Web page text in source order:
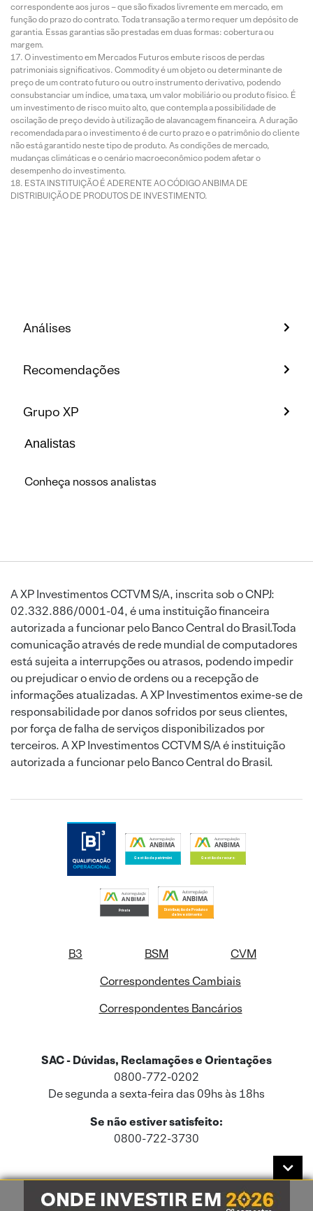
correspondente aos juros – que são fixados livremente em mercado, em
função do prazo do contrato. Toda transação a termo requer um depósito de
garantia. Essas garantias são prestadas em duas formas: cobertura ou
margem.
O investimento em Mercados Futuros embute riscos de perdas
patrimoniais significativos. Commodity é um objeto ou determinante de
preço de um contrato futuro ou outro instrumento derivativo, podendo
consubstanciar um índice, uma taxa, um valor mobiliário ou produto físico. É
um investimento de risco muito alto, que contempla a possibilidade de
oscilação de preço devido à utilização de alavancagem financeira. A duração
recomendada para o investimento é de curto prazo e o patrimônio do cliente
não está garantido neste tipo de produto. As condições de mercado,
mudanças climáticas e o cenário macroeconômico podem afetar o
desempenho do investimento.
ESTA INSTITUIÇÃO É ADERENTE AO CÓDIGO ANBIMA DE
DISTRIBUIÇÃO DE PRODUTOS DE INVESTIMENTO.
Análises
Recomendações
Grupo XP
Analistas
Conheça nossos analistas
A XP Investimentos CCTVM S/A, inscrita sob o CNPJ:
02.332.886/0001-04, é uma instituição financeira
autorizada a funcionar pelo Banco Central do Brasil.Toda
comunicação através de rede mundial de computadores
está sujeita a interrupções ou atrasos, podendo impedir
ou prejudicar o envio de ordens ou a recepção de
informações atualizadas. A XP Investimentos exime-se de
responsabilidade por danos sofridos por seus clientes,
por força de falha de serviços disponibilizados por
terceiros. A XP Investimentos CCTVM S/A é instituição
autorizada a funcionar pelo Banco Central do Brasil.
B3 BSM
CVM
Correspondentes Cambiais
Correspondentes Bancários
SAC - Dúvidas, Reclamações e Orientações
0800-772-0202
De segunda a sexta-feira das 09hs às 18hs
Se não estiver satisfeito:
0800-722-3730
Este site usa cookies e dados pessoais de acordo com a nossaPolítica de
Cookies
e a nossaPolítica de Privacidade.